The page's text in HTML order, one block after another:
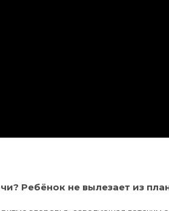
Ребёнок не вылезает из